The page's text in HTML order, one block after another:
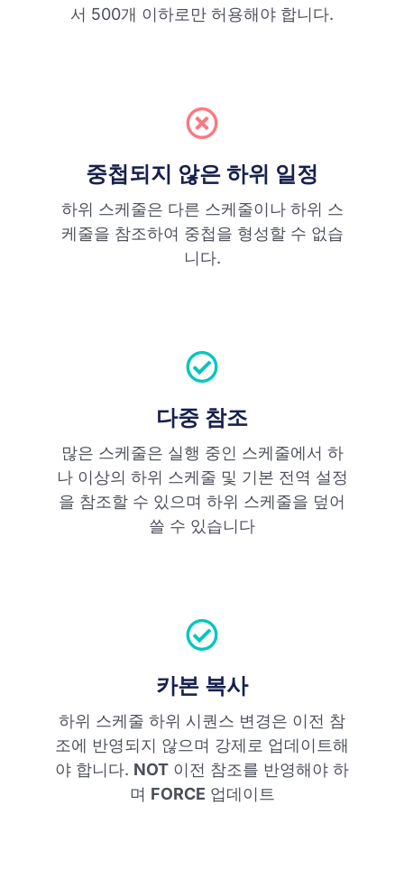
서 500개 이하로만 허용해야 합니다.
중첩되지 않은 하위 일정
하위 스케줄은 다른 스케줄이나 하위 스
케줄을 참조하여 중첩을 형성할 수 없습
니다.
다중 참조
많은 스케줄은 실행 중인 스케줄에서 하
나 이상의 하위 스케줄 및 기본 전역 설정
을 참조할 수 있으며 하위 스케줄을 덮어
쓸 수 있습니다
카본 복사
하위 스케줄 하위 시퀀스 변경은 이전 참
조에 반영되지 않으며 강제로 업데이트해
야 합니다. NOT 이전 참조를 반영해야 하
며 FORCE 업데이트